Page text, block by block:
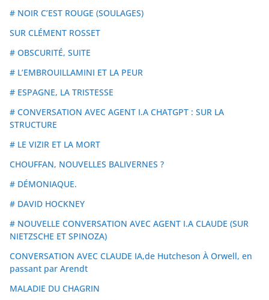
# NOIR C’EST ROUGE (SOULAGES)
SUR CLÉMENT ROSSET
# OBSCURITÉ, SUITE
# L’EMBROUILLAMINI ET LA PEUR
# ESPAGNE, LA TRISTESSE
# CONVERSATION AVEC AGENT I.A CHATGPT : SUR LA
STRUCTURE
# LE VIZIR ET LA MORT
CHOUFFAN, NOUVELLES BALIVERNES ?
# DÉMONIAQUE.
# DAVID HOCKNEY
# NOUVELLE CONVERSATION AVEC AGENT I.A CLAUDE (SUR
NIETZSCHE ET SPINOZA)
CONVERSATION AVEC CLAUDE IA,de Hutcheson À Orwell, en
passant par Arendt
MALADIE DU CHAGRIN